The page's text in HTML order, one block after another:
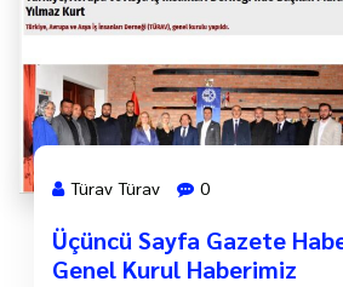
Türav Türav 0
Üçüncü Sayfa Gazete
Genel Kurul Haberimiz